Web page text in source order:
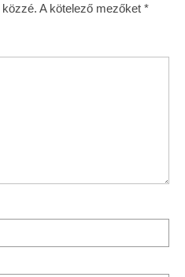
A kötelező mezőket *